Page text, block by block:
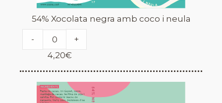
54% Xocolata negra amb coco i neula
-
+
4,20€